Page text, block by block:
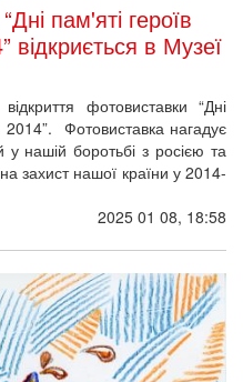
пам'яті героїв
відкриється в Музеї
фотовиставки “Дні
2014”. Фотовиставка нагадує
у нашій боротьбі з росією та
захист нашої країни у 2014-
2025 01 08, 18:58